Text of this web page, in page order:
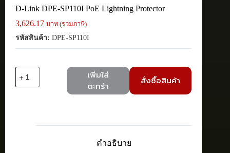
D-Link DPE-SP110I PoE Lightning Protector
3,626.17 บาท (รวมภาษี)
รหัสสินค้า: DPE-SP110I
D-
Lightning
เพิ่มใส่
ตะกร้า
สั่งซื้อสินค้า
คำอธิบาย